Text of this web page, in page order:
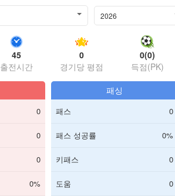
2026
45
출전시간
0
경기당 평점
0(0)
득점(PK)
0
0
0
0%
패싱
패스 0
패스 성공률 0%
키패스 0
도움 0